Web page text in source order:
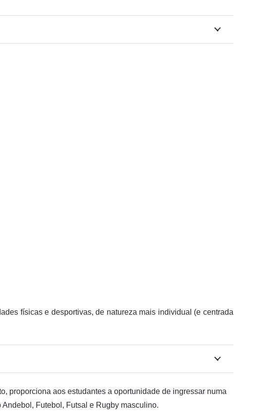
físicas e desportivas, de natureza mais individual (e centrada
proporciona aos estudantes a oportunidade de ingressar numa
Futebol, Futsal e Rugby masculino.